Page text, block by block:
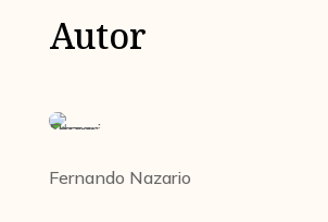
Autor
Fernando Nazario